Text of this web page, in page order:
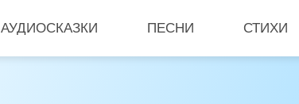
АУДИОСКАЗКИ ПЕСНИ СТИХИ